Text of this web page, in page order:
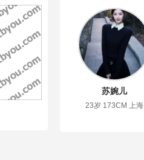
苏婉儿
23岁 173CM 上海